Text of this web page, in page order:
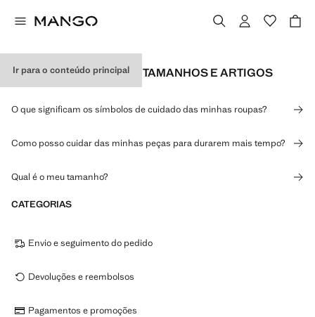
Ir para o conteúdo principal
INFORMAÇÕES SOBRE TAMANHOS E ARTIGOS
O que significam os símbolos de cuidado das minhas roupas?
Como posso cuidar das minhas peças para durarem mais tempo?
Qual é o meu tamanho?
CATEGORIAS
Envio e seguimento do pedido
Devoluções e reembolsos
Pagamentos e promoções